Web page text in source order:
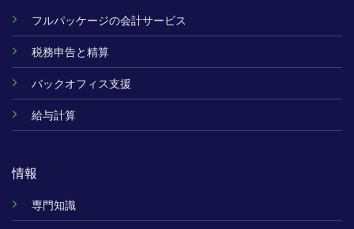
フルパッケージの会計サービス
税務申告と精算
バックオフィス支援
給与計算
情報
専門知識